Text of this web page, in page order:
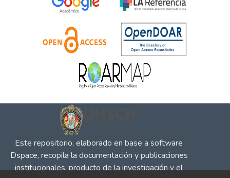
Este repositorio, elaborado en base a software
Dspace, recopila la documentación y publicaciones
institucionales, producto de la investigación y el